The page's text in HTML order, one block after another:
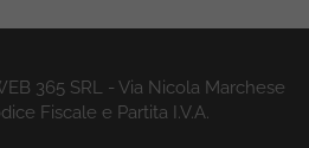
365 SRL - Via Nicola Marchese
Fiscale e Partita I.V.A.